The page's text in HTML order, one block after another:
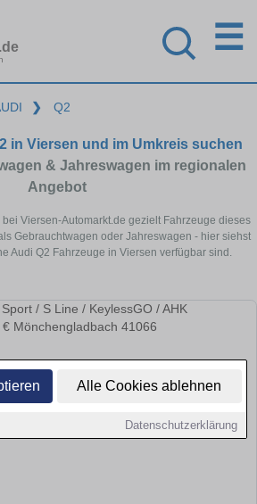
Alle Cookies ablehnen
Datenschutzerklärung
.de ☰
❯ Q2
in Viersen und im Umkreis suchen
& Jahreswagen im regionalen
Angebot
Viersen-Automarkt.de gezielt Fahrzeuge dieses
Gebrauchtwagen oder Jahreswagen - hier siehst
Audi Q2 Fahrzeuge in Viersen verfügbar sind.